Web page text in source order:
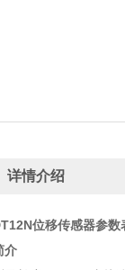
详情介绍
位移传感器参数
介